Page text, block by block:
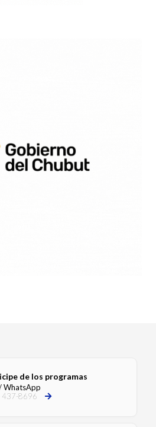
de los programas
WhatsApp
437-8696